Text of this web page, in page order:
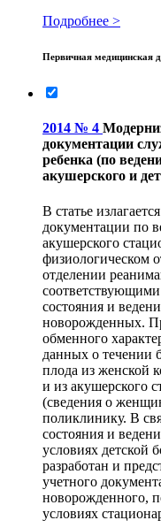
Подробнее >
Первичная медицинская
2014 № 4
документации
ребенка (по
акушерского и
В статье
документации по
акушерского
физиологическом
отделении
состояния и
новорожденных.
обменного
данных о течении
плода из женской
и из акушерского
(сведения о
поликлинику. В
состояния и
условиях детской
разработан и
учетного
новорожденного,
условиях